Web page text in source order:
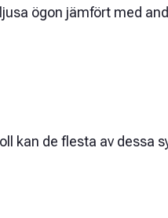
ögon jämfört med
kan de flesta av dessa